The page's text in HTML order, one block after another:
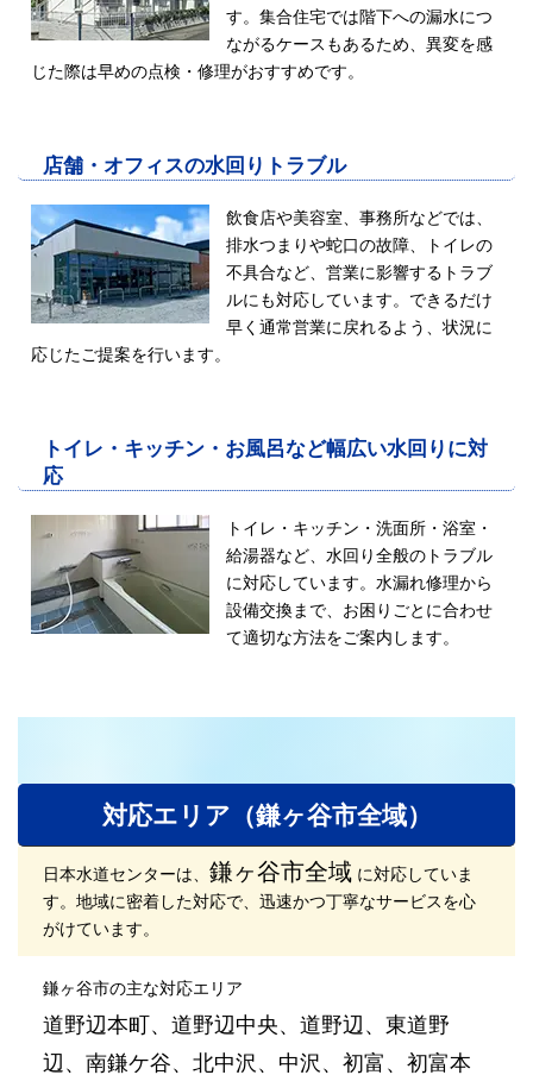
す。 集合住宅では階下への漏水につ
ながるケースもあるため、異変を感
じた際は早めの点検・修理がおすすめです。
店舗・オフィスの水回りトラブル
飲食店や美容室、事務所などでは、
排水つまりや蛇口の故障、トイレの
不具合など、営業に影響するトラブ
ルにも対応しています。できるだけ
早く通常営業に戻れるよう、状況に
応じたご提案を行います。
トイレ・キッチン・お風呂など幅広い水回りに対
応
トイレ・キッチン・洗面所・浴室・
給湯器など、水回り全般のトラブル
に対応しています。 水漏れ修理から
設備交換まで、お困りごとに合わせ
て適切な方法をご案内します。
対応エリア（鎌ヶ谷市全域）
日本水道センターは、 鎌ヶ谷市全域 に対応していま
す。地域に密着した対応で、迅速かつ丁寧なサービスを心
がけています。
鎌ヶ谷市の主な対応エリア
道野辺本町、道野辺中央、道野辺、東道野
辺、南鎌ケ谷、北中沢、中沢、初富、初富本